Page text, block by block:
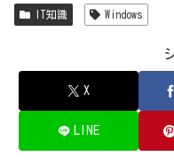
IT知識 Windows
X
LINE